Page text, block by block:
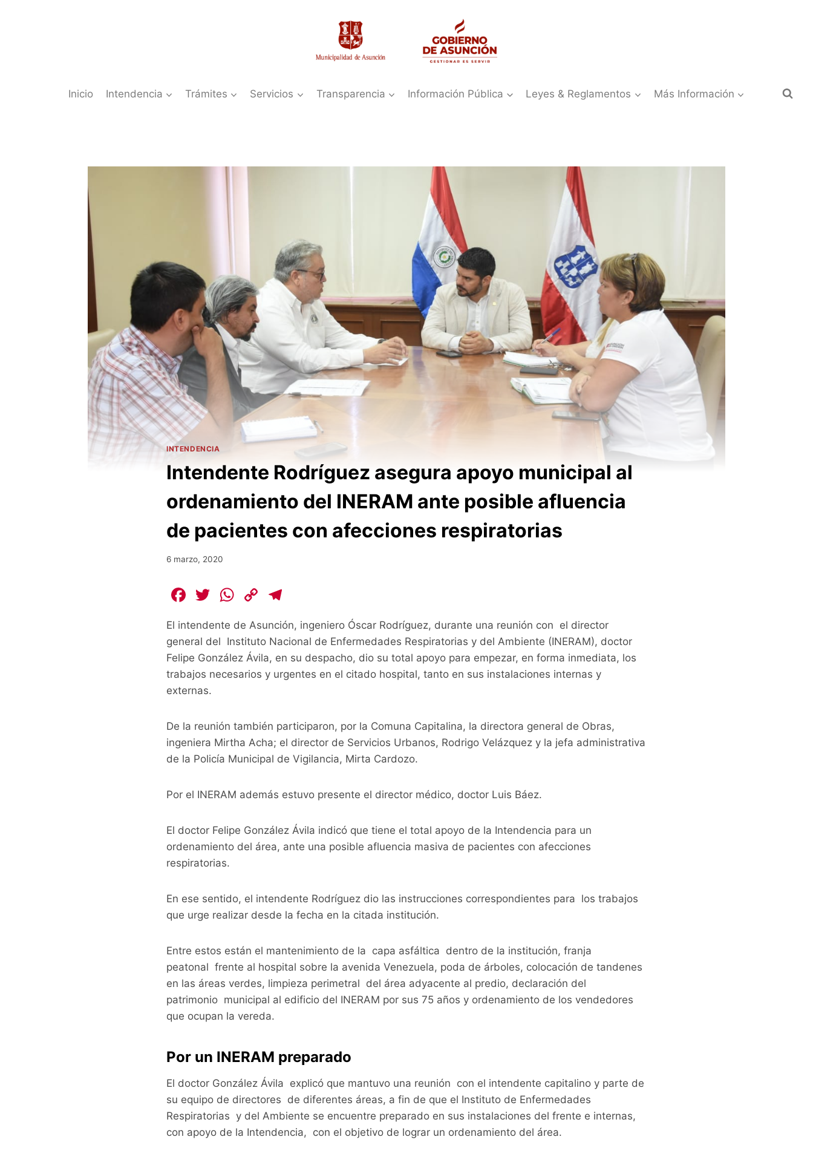
Inicio Intendencia Trámites Servicios Transparencia Información Pública Leyes & Reglamentos Más Información
INTENDENCIA
Intendente Rodríguez asegura apoyo municipal al
ordenamiento del INERAM ante posible afluencia
de pacientes con afecciones respiratorias
6 marzo, 2020
F
c
e
b
o
k
T
itt
er
W
at
s
A
C
p
y
Li
el
e
gr
a
El intendente de Asunción, ingeniero Óscar Rodríguez, durante una reunión con el director
general del Instituto Nacional de Enfermedades Respiratorias y del Ambiente (INERAM), doctor
Felipe González Ávila, en su despacho, dio su total apoyo para empezar, en forma inmediata, los
trabajos necesarios y urgentes en el citado hospital, tanto en sus instalaciones internas y
externas.
De la reunión también participaron, por la Comuna Capitalina, la directora general de Obras,
ingeniera Mirtha Acha; el director de Servicios Urbanos, Rodrigo Velázquez y la jefa administrativa
de la Policía Municipal de Vigilancia, Mirta Cardozo.
Por el INERAM además estuvo presente el director médico, doctor Luis Báez.
El doctor Felipe González Ávila indicó que tiene el total apoyo de la Intendencia para un
ordenamiento del área, ante una posible afluencia masiva de pacientes con afecciones
respiratorias.
En ese sentido, el intendente Rodríguez dio las instrucciones correspondientes para los trabajos
que urge realizar desde la fecha en la citada institución.
Entre estos están el mantenimiento de la capa asfáltica dentro de la institución, franja
peatonal frente al hospital sobre la avenida Venezuela, poda de árboles, colocación de tandenes
en las áreas verdes, limpieza perimetral del área adyacente al predio, declaración del
patrimonio municipal al edificio del INERAM por sus 75 años y ordenamiento de los vendedores
que ocupan la vereda.
Por un INERAM preparado
El doctor González Ávila explicó que mantuvo una reunión con el intendente capitalino y parte de
su equipo de directores de diferentes áreas, a fin de que el Instituto de Enfermedades
Respiratorias y del Ambiente se encuentre preparado en sus instalaciones del frente e internas,
con apoyo de la Intendencia, con el objetivo de lograr un ordenamiento del área.